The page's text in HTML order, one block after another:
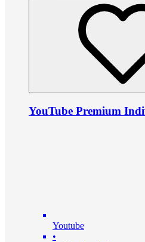
YouTube Premium
Youtube
•